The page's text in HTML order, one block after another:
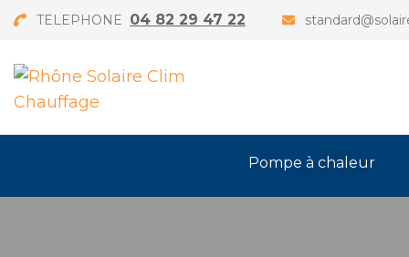
TELEPHONE 04 82 29 47 22
Pompe à chaleur